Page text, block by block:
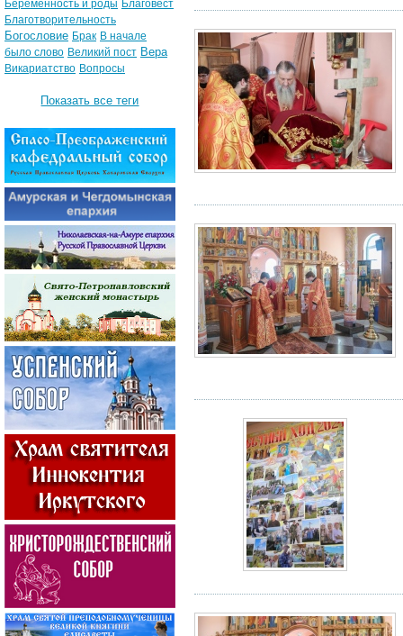
Беременность и роды Благовест
Благотворительность
Богословие Брак В начале
было слово Великий пост Вера
Викариатство Вопросы
Показать все теги